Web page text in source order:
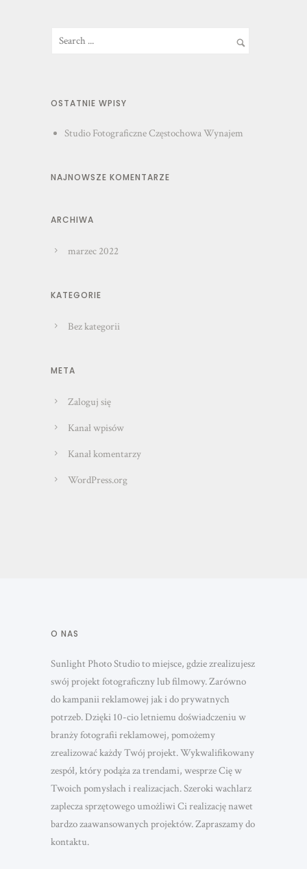
OSTATNIE WPISY
Studio Fotograficzne Częstochowa Wynajem
NAJNOWSZE KOMENTARZE
ARCHIWA
marzec 2022
KATEGORIE
Bez kategorii
META
Zaloguj się
Kanał wpisów
Kanał komentarzy
WordPress.org
O NAS
Sunlight Photo Studio to miejsce, gdzie zrealizujesz
swój projekt fotograficzny lub filmowy. Zarówno
do kampanii reklamowej jak i do prywatnych
potrzeb. Dzięki 10-cio letniemu doświadczeniu w
branży fotografii reklamowej, pomożemy
zrealizować każdy Twój projekt. Wykwalifikowany
zespół, który podąża za trendami, wesprze Cię w
Twoich pomysłach i realizacjach. Szeroki wachlarz
zaplecza sprzętowego umożliwi Ci realizację nawet
bardzo zaawansowanych projektów. Zapraszamy do
kontaktu.